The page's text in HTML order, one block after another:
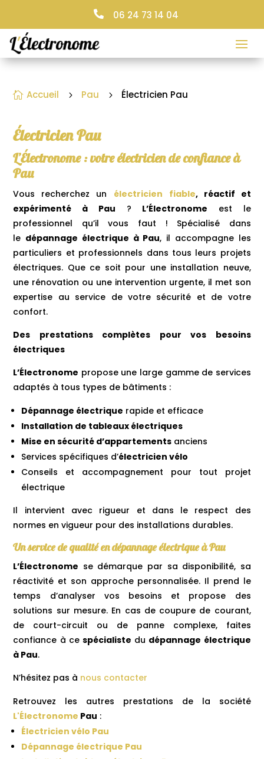
 06 24 73 14 04
 Accueil 5 Pau 5 Électricien Pau
Électricien Pau
L’Électronome : votre électricien de confiance à
Pau
Vous recherchez un électricien fiable, réactif et
expérimenté à Pau
? L’Électronome
est le
professionnel qu’il vous faut ! Spécialisé dans
le dépannage électrique à Pau, il accompagne les
particuliers et professionnels dans tous leurs projets
électriques. Que ce soit pour une installation neuve,
une rénovation ou une intervention urgente, il met son
expertise au service de votre sécurité et de votre
confort.
Des prestations complètes pour vos besoins
électriques
L’Électronome propose une large gamme de services
adaptés à tous types de bâtiments :
Dépannage électrique rapide et efficace
Installation de tableaux électriques
Mise en sécurité d’appartements anciens
Services spécifiques d’électricien vélo
Conseils et accompagnement pour tout projet
électrique
Il intervient avec rigueur et dans le respect des
normes en vigueur pour des installations durables.
Un service de qualité en dépannage électrique à Pau
L’Électronome se démarque par sa disponibilité, sa
réactivité et son approche personnalisée. Il prend le
temps d’analyser vos besoins et propose des
solutions sur mesure. En cas de coupure de courant,
de court-circuit ou de panne complexe, faites
confiance à ce spécialiste du dépannage électrique
à Pau.
N’hésitez pas à nous contacter
Retrouvez les autres prestations de la société
L'Électronome Pau :
Électricien vélo Pau
Dépannage électrique Pau